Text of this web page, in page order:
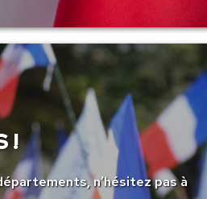
!
n’hésitez pas à